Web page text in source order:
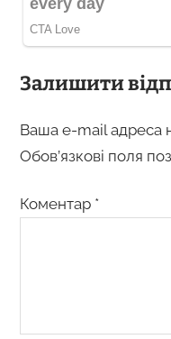
Залишити
Ваша e-mail адреса
Обов’язкові поля
Коментар *